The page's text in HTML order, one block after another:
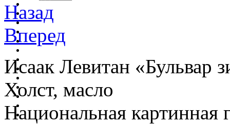
Назад
Вперед
Исаак Левитан «Бульвар
Холст, масло
Национальная картинная